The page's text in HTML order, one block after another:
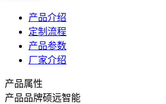
产品介绍
定制流程
产品参数
厂家介绍
产品属性
产品品牌硕远智能